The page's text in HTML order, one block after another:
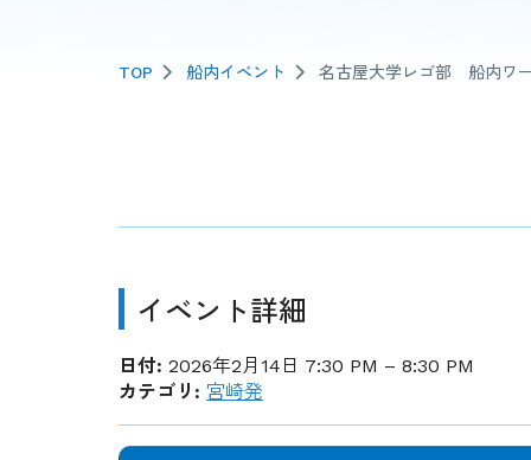
TOP 船内イベント 名古屋大学レゴ部 船内ワ
イベント詳細
日付: 2026年2月14日 7:30 PM – 8:30 PM
カテゴリ: 宮崎発